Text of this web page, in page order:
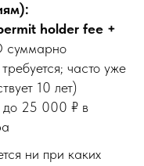
holder fee +
суммарно
часто уже
10 лет)
25 000 ₽ в
ни при каких